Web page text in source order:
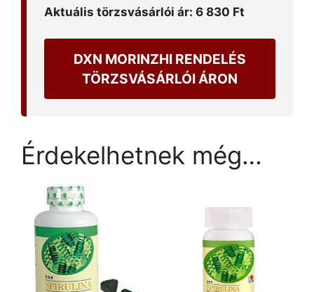
Aktuális törzsvásárlói ár: 6 830 Ft
DXN MORINZHI RENDELÉS
TÖRZSVÁSÁRLÓI ÁRON
Érdekelhetnek még…